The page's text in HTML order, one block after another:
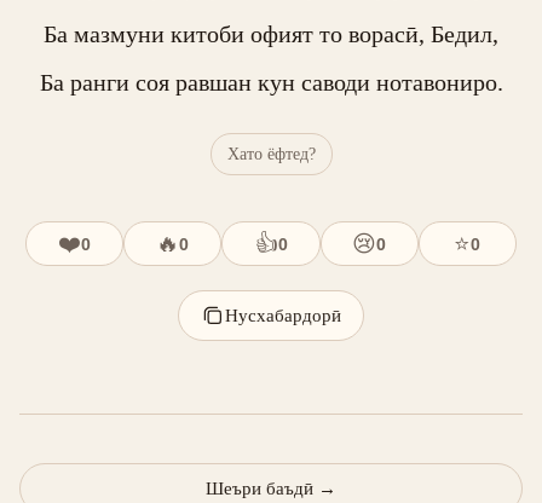
Ба мазмуни китоби офият то ворасӣ, Бедил,
Ба ранги соя равшан кун саводи нотавониро.
Хато ёфтед?
❤️0 🔥0 👍0 😢0 ⭐0
Нусхабардорӣ
Шеъри баъдӣ →